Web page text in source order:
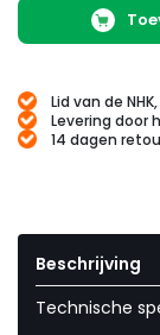
Lid van de
Levering door
14 dagen
Beschrijving
Technische